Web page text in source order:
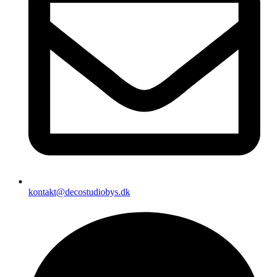
kontakt@decostudiobys.dk